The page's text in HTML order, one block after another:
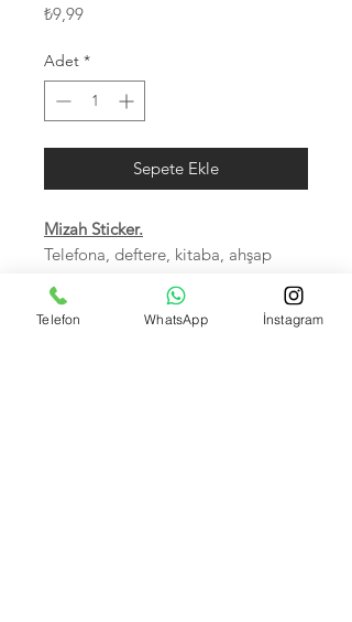
₺9,99Fiyat
Adet *
Sepete Ekle
Mizah Sticker.
Telefona, deftere, kitaba, ahşap
her yere yapıştırabilirsiniz.
Sudan zarar görmez.
Telefon WhatsApp İnstagram